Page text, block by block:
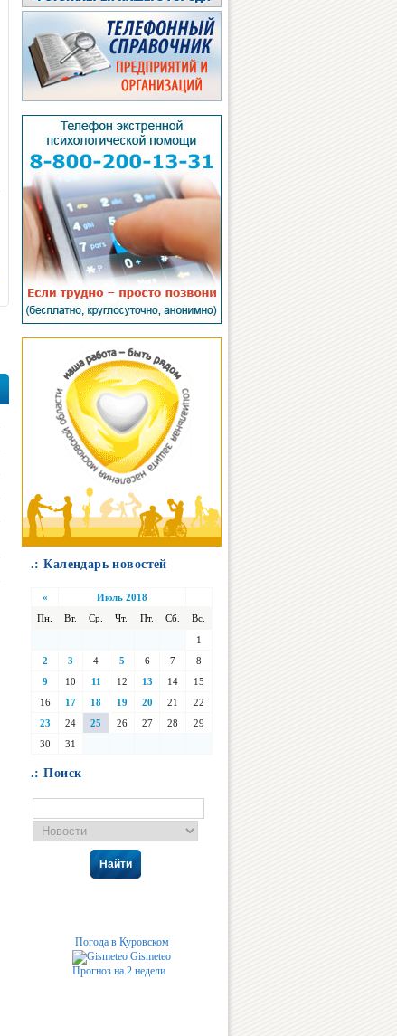
.: Календарь новостей
«
Июль 2018
Пн.
Вт. Ср. Чт. Пт. Сб.
Вс.
1
2
3 4 5 6 7
8
9
10 11 12 13 14
15
16
17 18 19 20 21
22
23
24 25 26 27 28
29
30
31
.: Поиск
Найти
Погода в Куровском
Gismeteo
Прогноз на 2 недели